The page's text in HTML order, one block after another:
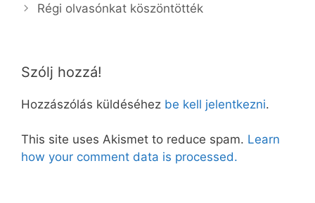
Régi olvasónkat köszöntötték
Szólj hozzá!
Hozzászólás küldéséhez be kell jelentkezni.
This site uses Akismet to reduce spam. Learn
how your comment data is processed.